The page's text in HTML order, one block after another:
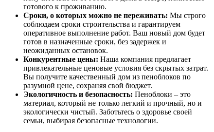
готового к проживанию.
Сроки, о которых можно не переживать: Мы строго
соблюдаем сроки строительства и гарантируем
оперативное выполнение работ. Ваш новый дом будет
готов в назначенные сроки, без задержек и
неожиданных остановок.
Конкурентные цены: Наша компания предлагает
привлекательные ценовые условия без скрытых затрат.
Вы получите качественный дом из пеноблоков по
разумной цене, сохраняя свой бюджет.
Экологичность и безопасность: Пеноблоки – это
материал, который не только легкий и прочный, но и
экологически чистый. Заботьтесь о здоровье своей
семьи, выбирая безопасные технологии.